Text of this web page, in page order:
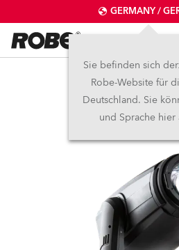
GERMANY /
Sie befinden sich
Robe-Website für
Deutschland. Sie
und Sprache hier
T1